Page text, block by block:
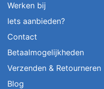
Werken bij
Iets aanbieden?
Contact
Betaalmogelijkheden
Verzenden & Retourneren
Blog